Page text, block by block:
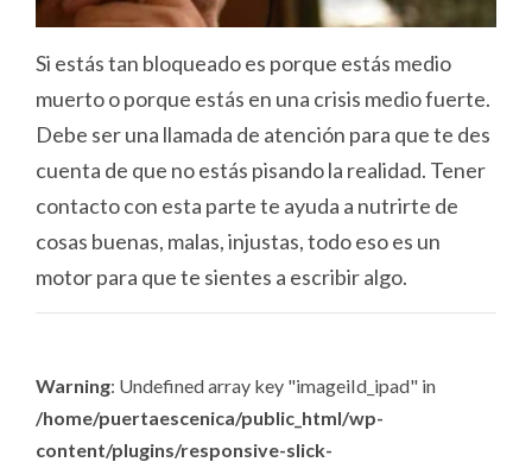
Si estás tan bloqueado es porque estás medio
muerto o porque estás en una crisis medio fuerte.
Debe ser una llamada de atención para que te des
cuenta de que no estás pisando la realidad. Tener
contacto con esta parte te ayuda a nutrirte de
cosas buenas, malas, injustas, todo eso es un
motor para que te sientes a escribir algo.
Warning: Undefined array key "imageiId_ipad" in
/home/puertaescenica/public_html/wp-
content/plugins/responsive-slick-